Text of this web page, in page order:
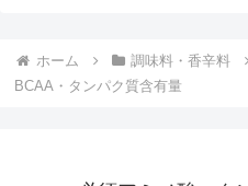
ホーム 調味料・香辛料
BCAA・タンパク質含有量